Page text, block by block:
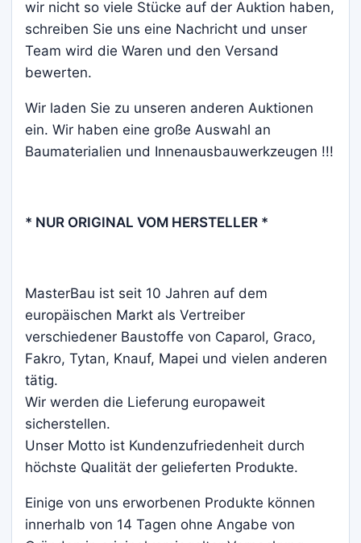
wir nicht so viele Stücke auf der Auktion haben,
schreiben Sie uns eine Nachricht und unser
Team wird die Waren und den Versand
bewerten.
Wir laden Sie zu unseren anderen Auktionen
ein. Wir haben eine große Auswahl an
Baumaterialien und Innenausbauwerkzeugen !!!
* NUR ORIGINAL VOM HERSTELLER *
MasterBau ist seit 10 Jahren auf dem
europäischen Markt als Vertreiber
verschiedener Baustoffe von Caparol, Graco,
Fakro, Tytan, Knauf, Mapei und vielen anderen
tätig.
Wir werden die Lieferung europaweit
sicherstellen.
Unser Motto ist Kundenzufriedenheit durch
höchste Qualität der gelieferten Produkte.
Einige von uns erworbenen Produkte können
innerhalb von 14 Tagen ohne Angabe von